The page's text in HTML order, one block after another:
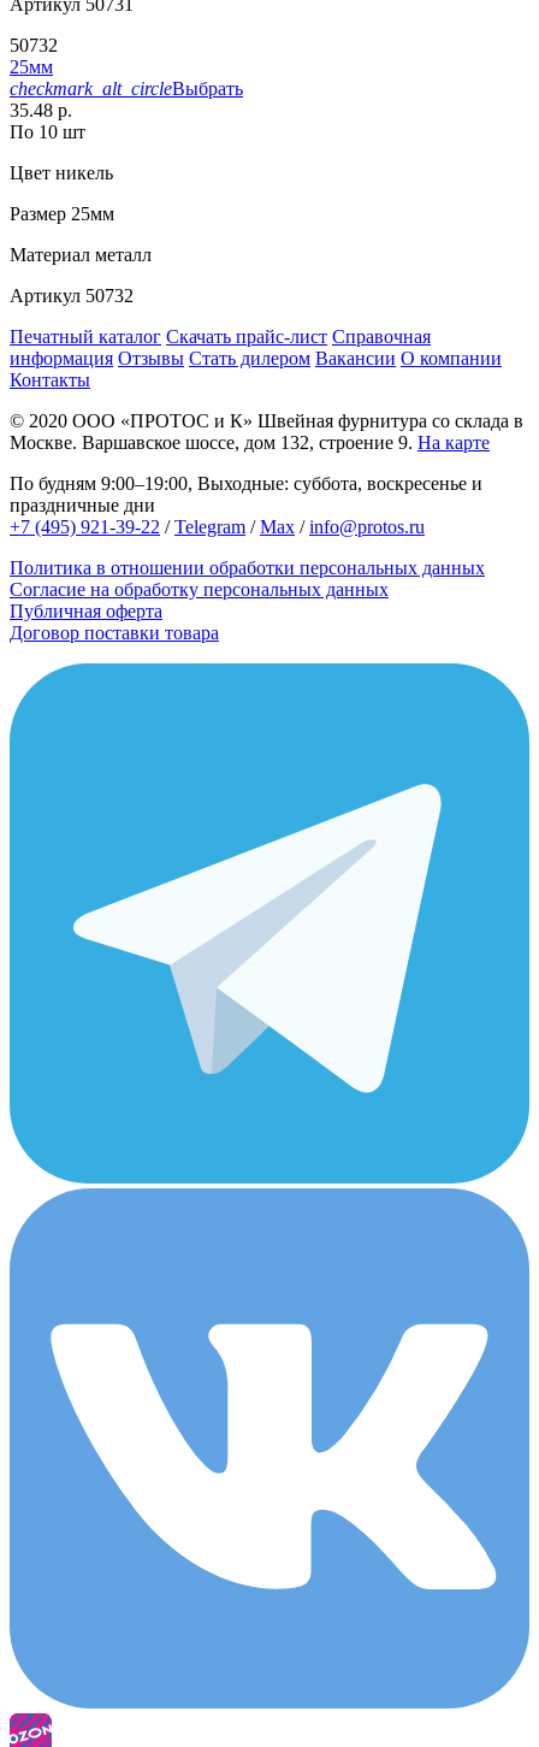
Артикул 50731
50732
25мм
checkmark_alt_circleВыбрать
35.48 р.
По 10 шт
Цвет никель
Размер 25мм
Материал металл
Артикул 50732
Печатный каталог Скачать прайс-лист Справочная
информация Отзывы Стать дилером Вакансии О компании
Контакты
© 2020 ООО «ПРОТОС и К» Швейная фурнитура со склада в
Москве. Варшавское шоссе, дом 132, строение 9. На карте
По будням 9:00–19:00, Выходные: суббота, воскресенье и
праздничные дни
+7 (495) 921-39-22 /Telegram /Max /info@protos.ru
Политика в отношении обработки персональных данных
Согласие на обработку персональных данных
Публичная оферта
Договор поставки товара